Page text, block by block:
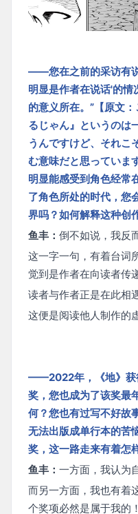
——您在之前的采访有
明显是作者在说话'的
的意义所在。”【原文
るじゃん』というのは
うんですけど、それこ
む意味だと思っていま
明显能感受到角色经常
了角色所处的时代，您
界吗？如何解释这种创
鱼丰： 倒不如说，我反
这一字一句，有着台词
觉到是作者在向读者传
读者与作者正是在此相遇
这便是阅读他人制作的
——2022年，《地》获
奖，您也成为了该奖最
何？您也有过写不好故
无法出版成单行本的苦
奖，这一路走来有着怎
鱼丰： 一方面，我认为
而另一方面，我也有着
个奖项必然是属于我的